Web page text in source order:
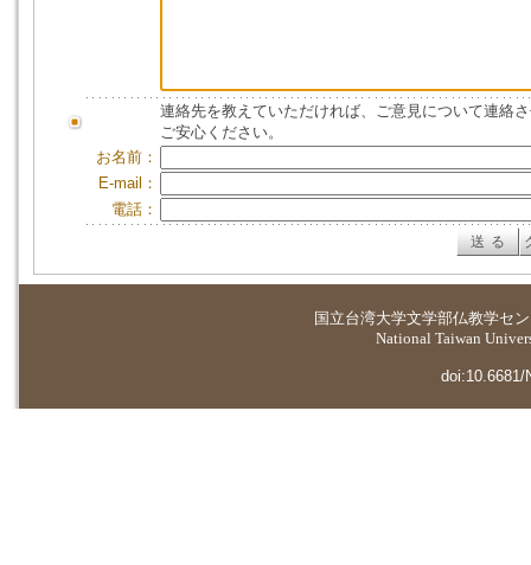
連絡先を教えていただければ、ご意見について連絡
ご安心ください。
お名前：
E-mail：
電話：
国立台湾大学文学部仏教学セ
National Taiwan
doi:10.6681/